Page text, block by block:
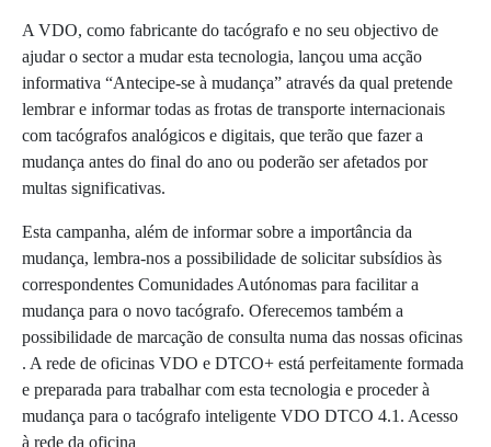
A VDO, como fabricante do tacógrafo e no seu objectivo de
ajudar o sector a mudar esta tecnologia, lançou uma acção
informativa “Antecipe-se à mudança” através da qual pretende
lembrar e informar todas as frotas de transporte internacionais
com tacógrafos analógicos e digitais, que terão que fazer a
mudança antes do final do ano ou poderão ser afetados por
multas significativas.
Esta campanha, além de informar sobre a importância da
mudança, lembra-nos a possibilidade de solicitar subsídios às
correspondentes Comunidades Autónomas para facilitar a
mudança para o novo tacógrafo. Oferecemos também a
possibilidade de marcação de consulta numa das nossas oficinas
. A rede de oficinas VDO e DTCO+ está perfeitamente formada
e preparada para trabalhar com esta tecnologia e proceder à
mudança para o tacógrafo inteligente VDO DTCO 4.1. Acesso
à rede da oficina